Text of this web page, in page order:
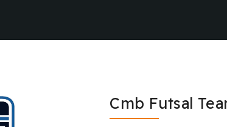
Cmb Futsal